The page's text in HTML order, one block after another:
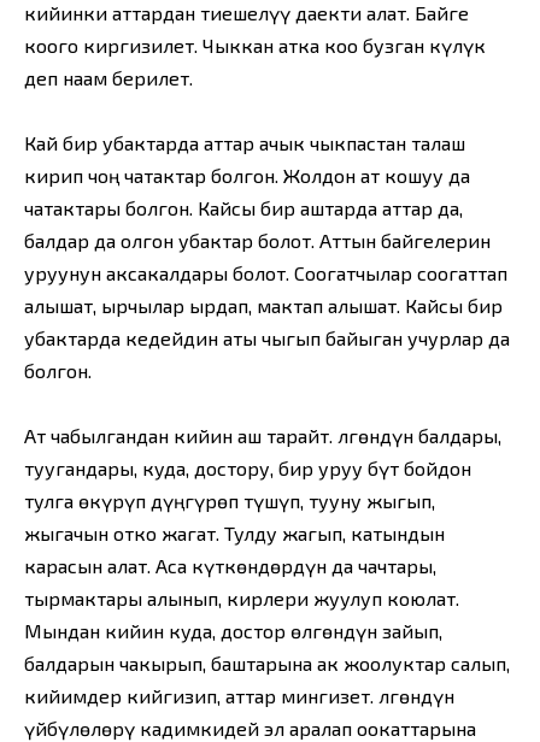
кийинки аттардан тиешелүү даекти алат. Байге
коого киргизилет. Чыккан атка коо бузган күлүк
деп наам берилет.
Кай бир убактарда аттар ачык чыкпастан талаш
кирип чоң чатактар болгон. Жолдон ат кошуу да
чатактары болгон. Кайсы бир аштарда аттар да,
балдар да олгон убактар болот. Аттын байгелерин
уруунун аксакалдары болот. Соогатчылар соогаттап
алышат, ырчылар ырдап, мактап алышат. Кайсы бир
убактарда кедейдин аты чыгып байыган учурлар да
болгон.
Ат чабылгандан кийин аш тарайт. Өлгөндүн балдары,
туугандары, куда, достору, бир уруу бүт бойдон
тулга өкүрүп дүңгүрөп түшүп, тууну жыгып,
жыгачын отко жагат. Тулду жагып, катындын
карасын алат. Аса күткөндөрдүн да чачтары,
тырмактары алынып, кирлери жуулуп коюлат.
Мындан кийин куда, достор өлгөндүн зайып,
балдарын чакырып, баштарына ак жоолуктар салып,
кийимдер кийгизип, аттар мингизет. Өлгөндүн
үйбүлөлөрү кадимкидей эл аралап оокаттарына